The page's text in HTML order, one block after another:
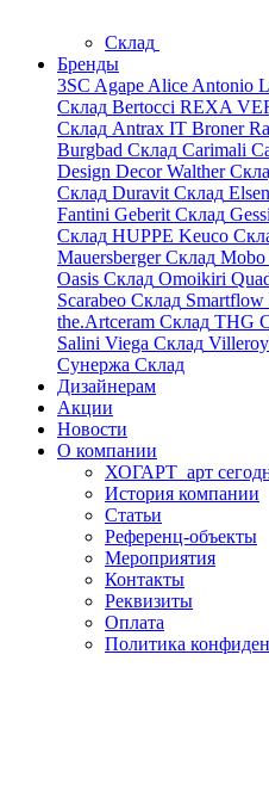
Склад
Бренды
3SC Agape Alice Antonio
Склад Bertocci REXA
Склад Antrax IT Broner
Burgbad Склад Carimali
Design Decor Walther
Склад Duravit Склад Elsen
Fantini Geberit Склад Gessi
Склад HUPPE Keuco
MauersbergerСклад Mobo
Oasis Склад Omoikiri
Scarabeo Склад Smartflow
the.Artceram Склад THG
Salini Viega Склад
Сунержа Склад
Дизайнерам
Акции
Новости
О компании
ХОГАРТ_арт
История компании
Статьи
Референц-объекты
Мероприятия
Контакты
Реквизиты
Оплата
Политика